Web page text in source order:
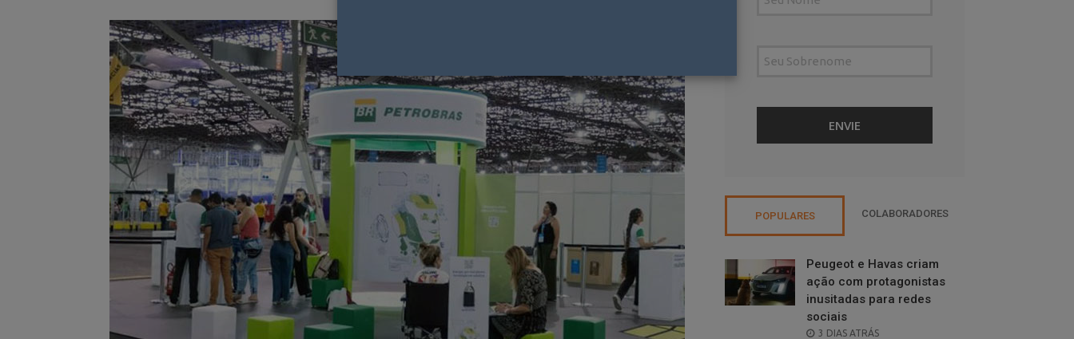
POPULARES COLABORADORES
Peugeot e Havas criam
ação com protagonistas
inusitadas para redes
sociais
POSTED
3 DIAS ATRÁS